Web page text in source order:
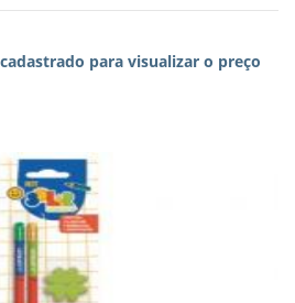
para visualizar o preço